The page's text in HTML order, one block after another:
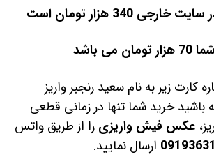
خارجی 340
هزار تومان است
باشد
کارت زیر به نام سعید رنجبر واریز
باشید خرید شما تنها در زمانی قطعی
عکس فیش واریزی را از طریق واتس
ارسال نمایید.